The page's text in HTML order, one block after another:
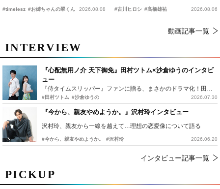
PICKUP
恋の幕開けを予感
#timelesz #お姉ちゃんの翠くん 2026.08.08
時上映決定
#古川ヒロシ #髙橋雄祐 2026.08.06
動画記事一覧
INTERVIEW
『心配無用ノ介 天下御免』田村ツトム×沙倉ゆうのインタビ
ュー
『侍タイムスリッパー』ファンに贈る、まさかのドラマ化！田村ツトム×沙倉ゆうのが語る『心配無用ノ介』撮影秘話
#田村ツトム #沙倉ゆうの 2026.07.30
『今から、親友やめようか。』沢村玲インタビュー
沢村玲、親友から一線を越えて…理想の恋愛像について語る
#今から、親友やめようか。 #沢村玲 2026.06.20
インタビュー記事一覧